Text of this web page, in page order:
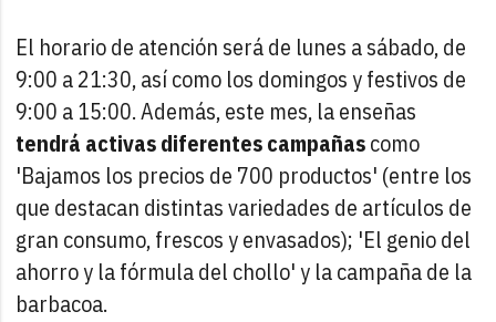
El horario de atención será de lunes a sábado, de
9:00 a 21:30, así como los domingos y festivos de
9:00 a 15:00. Además, este mes, la enseñas
tendrá activas diferentes campañascomo
'Bajamos los precios de 700 productos' (entre los
que destacan distintas variedades de artículos de
gran consumo, frescos y envasados); 'El genio del
ahorro y la fórmula del chollo' y la campaña de la
barbacoa.